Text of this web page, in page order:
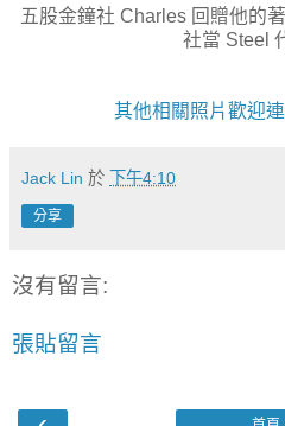
五股金鐘社 Charles 回贈他的
社當 Steel
其他相關照片歡迎
Jack Lin 於 下午4:10
分享
沒有留言:
張貼留言